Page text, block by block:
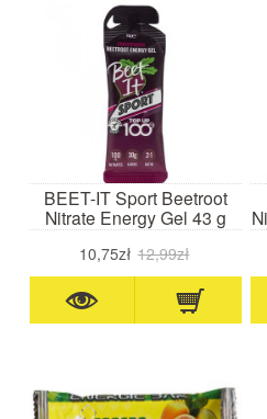
BEET-IT Sport Beetroot
Nitrate Energy Gel 43 g
10,75zł 12,99zł